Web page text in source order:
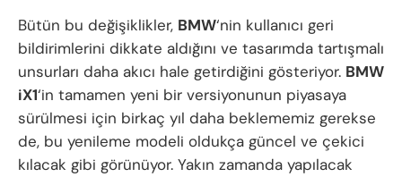
Bütün bu değişiklikler, BMW‘nin kullanıcı geri
bildirimlerini dikkate aldığını ve tasarımda tartışmalı
unsurları daha akıcı hale getirdiğini gösteriyor. BMW
iX1‘in tamamen yeni bir versiyonunun piyasaya
sürülmesi için birkaç yıl daha beklememiz gerekse
de, bu yenileme modeli oldukça güncel ve çekici
kılacak gibi görünüyor. Yakın zamanda yapılacak